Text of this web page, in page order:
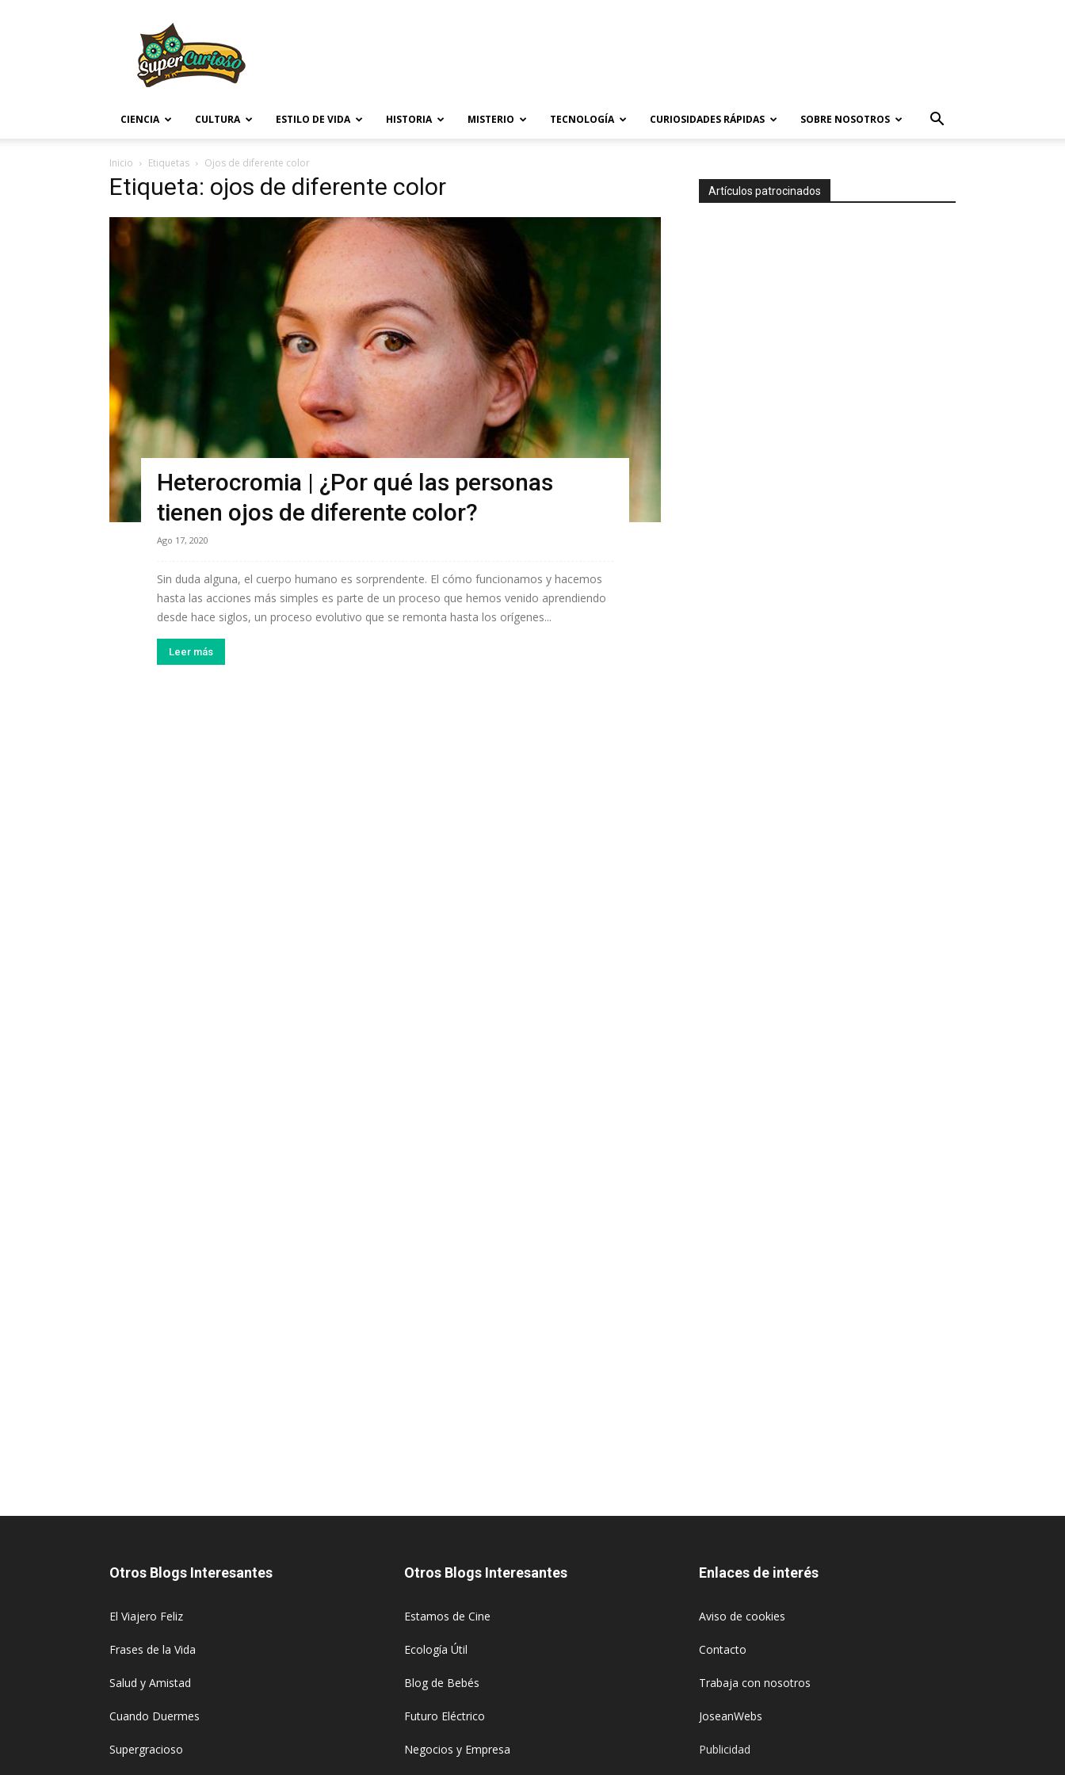
CIENCIA CULTURA ESTILO DE VIDA HISTORIA MISTERIO TECNOLOGÍA CURIOSIDADES RÁPIDAS SOBRE NOSOTROS
Inicio Etiquetas Ojos de diferente color
Etiqueta: ojos de diferente color
Heterocromia | ¿Por qué las personas
tienen ojos de diferente color?
Ago 17, 2020
Sin duda alguna, el cuerpo humano es sorprendente. El cómo funcionamos y hacemos
hasta las acciones más simples es parte de un proceso que hemos venido aprendiendo
desde hace siglos, un proceso evolutivo que se remonta hasta los orígenes...
Leer más
Artículos patrocinados
Otros Blogs Interesantes
El Viajero Feliz
Frases de la Vida
Salud y Amistad
Cuando Duermes
Supergracioso
Otros Blogs Interesantes
Estamos de Cine
Ecología Útil
Blog de Bebés
Futuro Eléctrico
Negocios y Empresa
Enlaces de interés
Aviso de cookies
Contacto
Trabaja con nosotros
JoseanWebs
Publicidad